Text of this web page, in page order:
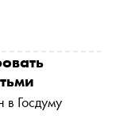
в Госдуму